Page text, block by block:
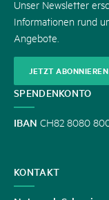
Unser Newsletter
Informationen rund
Angebote.
JETZT ABONNIEREN
SPENDENKONTO
IBAN CH82 8080
KONTAKT